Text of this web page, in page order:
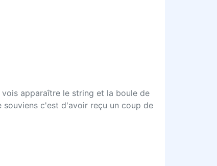
apparaître le string et la boule de
c'est d'avoir reçu un coup de